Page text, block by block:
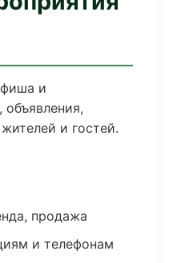
и
и гостей.
продажа
и телефонам